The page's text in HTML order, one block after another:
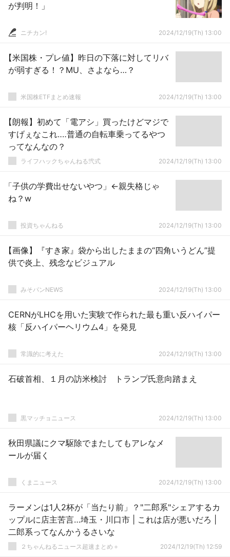
が判明！」
ニチカン! 2024/12/19(Th) 13:00
【米国株・プレ値】昨日の下落に対してリバ
が弱すぎる！？MU、さよなら…？
米国株ETFまとめ速報 2024/12/19(Th) 13:00
【朗報】初めて「電アシ」買ったけどマジで
すげぇなこれ‥‥普通の自転車乗ってるやつ
ってなんなの？
ライフハックちゃんねる弐式 2024/12/19(Th) 13:00
「子供の学費出せないやつ」←親失格じゃ
ね？w
投資ちゃんねる 2024/12/19(Th) 13:00
【画像】『すき家』袋から出したままの“四角いうどん”提
供で炎上、残念なビジュアル
みそパンNEWS 2024/12/19(Th) 13:00
CERNがLHCを用いた実験で作られた最も重い反ハイパー
核「反ハイパーヘリウム4」を発見
常識的に考えた 2024/12/19(Th) 13:00
石破首相、１月の訪米検討 トランプ氏意向踏まえ
黒マッチョニュース 2024/12/19(Th) 13:00
秋田県議にクマ駆除でまたしてもアレなメ
ールが届く
くまニュース 2024/12/19(Th) 13:00
ラーメンは1人2杯が「当たり前」？"二郎系"シェアするカ
ップルに店主苦言…埼玉・川口市 | これは店が悪いだろ |
二郎系ってなんかうるさいな
２ちゃんねるニュース超速まとめ＋ 2024/12/19(Th) 12:59